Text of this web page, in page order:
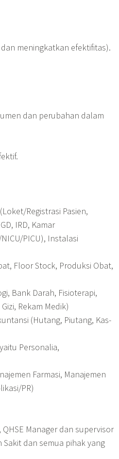
meningkatkan efektifitas).
dan perubahan dalam
Registrasi Pasien,
IRD, Kamar
PICU), Instalasi
Floor Stock, Produksi Obat,
Bank Darah, Fisioterapi,
Rekam Medik)
(Hutang, Piutang, Kas-
Personalia,
Farmasi, Manajemen
PR)
QHSE Manager dan supervisor
Sakit dan semua pihak yang